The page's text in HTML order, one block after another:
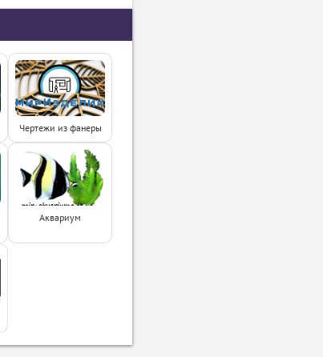
Чертежи из фанеры
Аквариум